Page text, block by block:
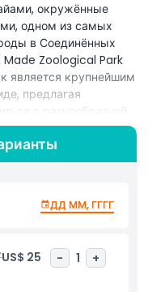
окружённые
одном из самых
в Соединённых
Made Zoological Park
является крупнейшим
предлагая
с разнообразной
по захватывающим
более 3 000
видов с континентов
видов, в его
видов. С пакетом
на монорельсе
некоторых из
таких как жирафы,
ДД ММ, ГГГГ
US$ 25 - 1 +